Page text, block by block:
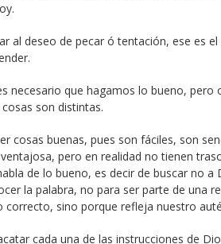
al deseo de pecar ó tentación, ese es
necesario que hagamos lo bueno,
son distintas.
cosas buenas, pues son fáciles, son
pero en realidad no tienen
de lo bueno, es decir de buscar no
la palabra, no para ser parte de una
correcto, sino porque refleja nuestro
cada una de las instrucciones de